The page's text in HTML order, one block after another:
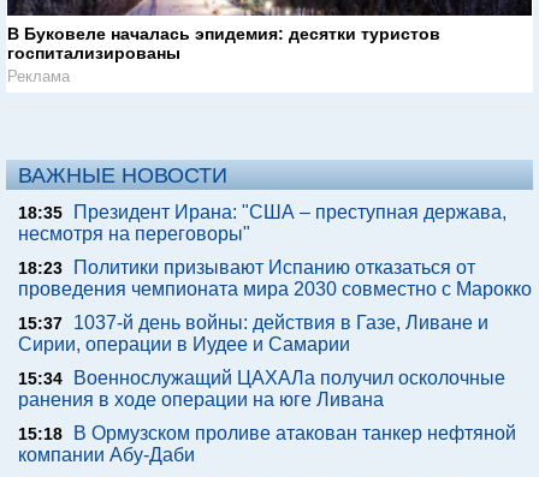
В Буковеле началась эпидемия: десятки туристов
госпитализированы
Реклама
ВАЖНЫЕ НОВОСТИ
18:35
Президент Ирана: "США – преступная держава,
несмотря на переговоры"
18:23
Политики призывают Испанию отказаться от
проведения чемпионата мира 2030 совместно с Марокко
15:37
1037-й день войны: действия в Газе, Ливане и
Сирии, операции в Иудее и Самарии
15:34
Военнослужащий ЦАХАЛа получил осколочные
ранения в ходе операции на юге Ливана
15:18
В Ормузском проливе атакован танкер нефтяной
компании Абу-Даби